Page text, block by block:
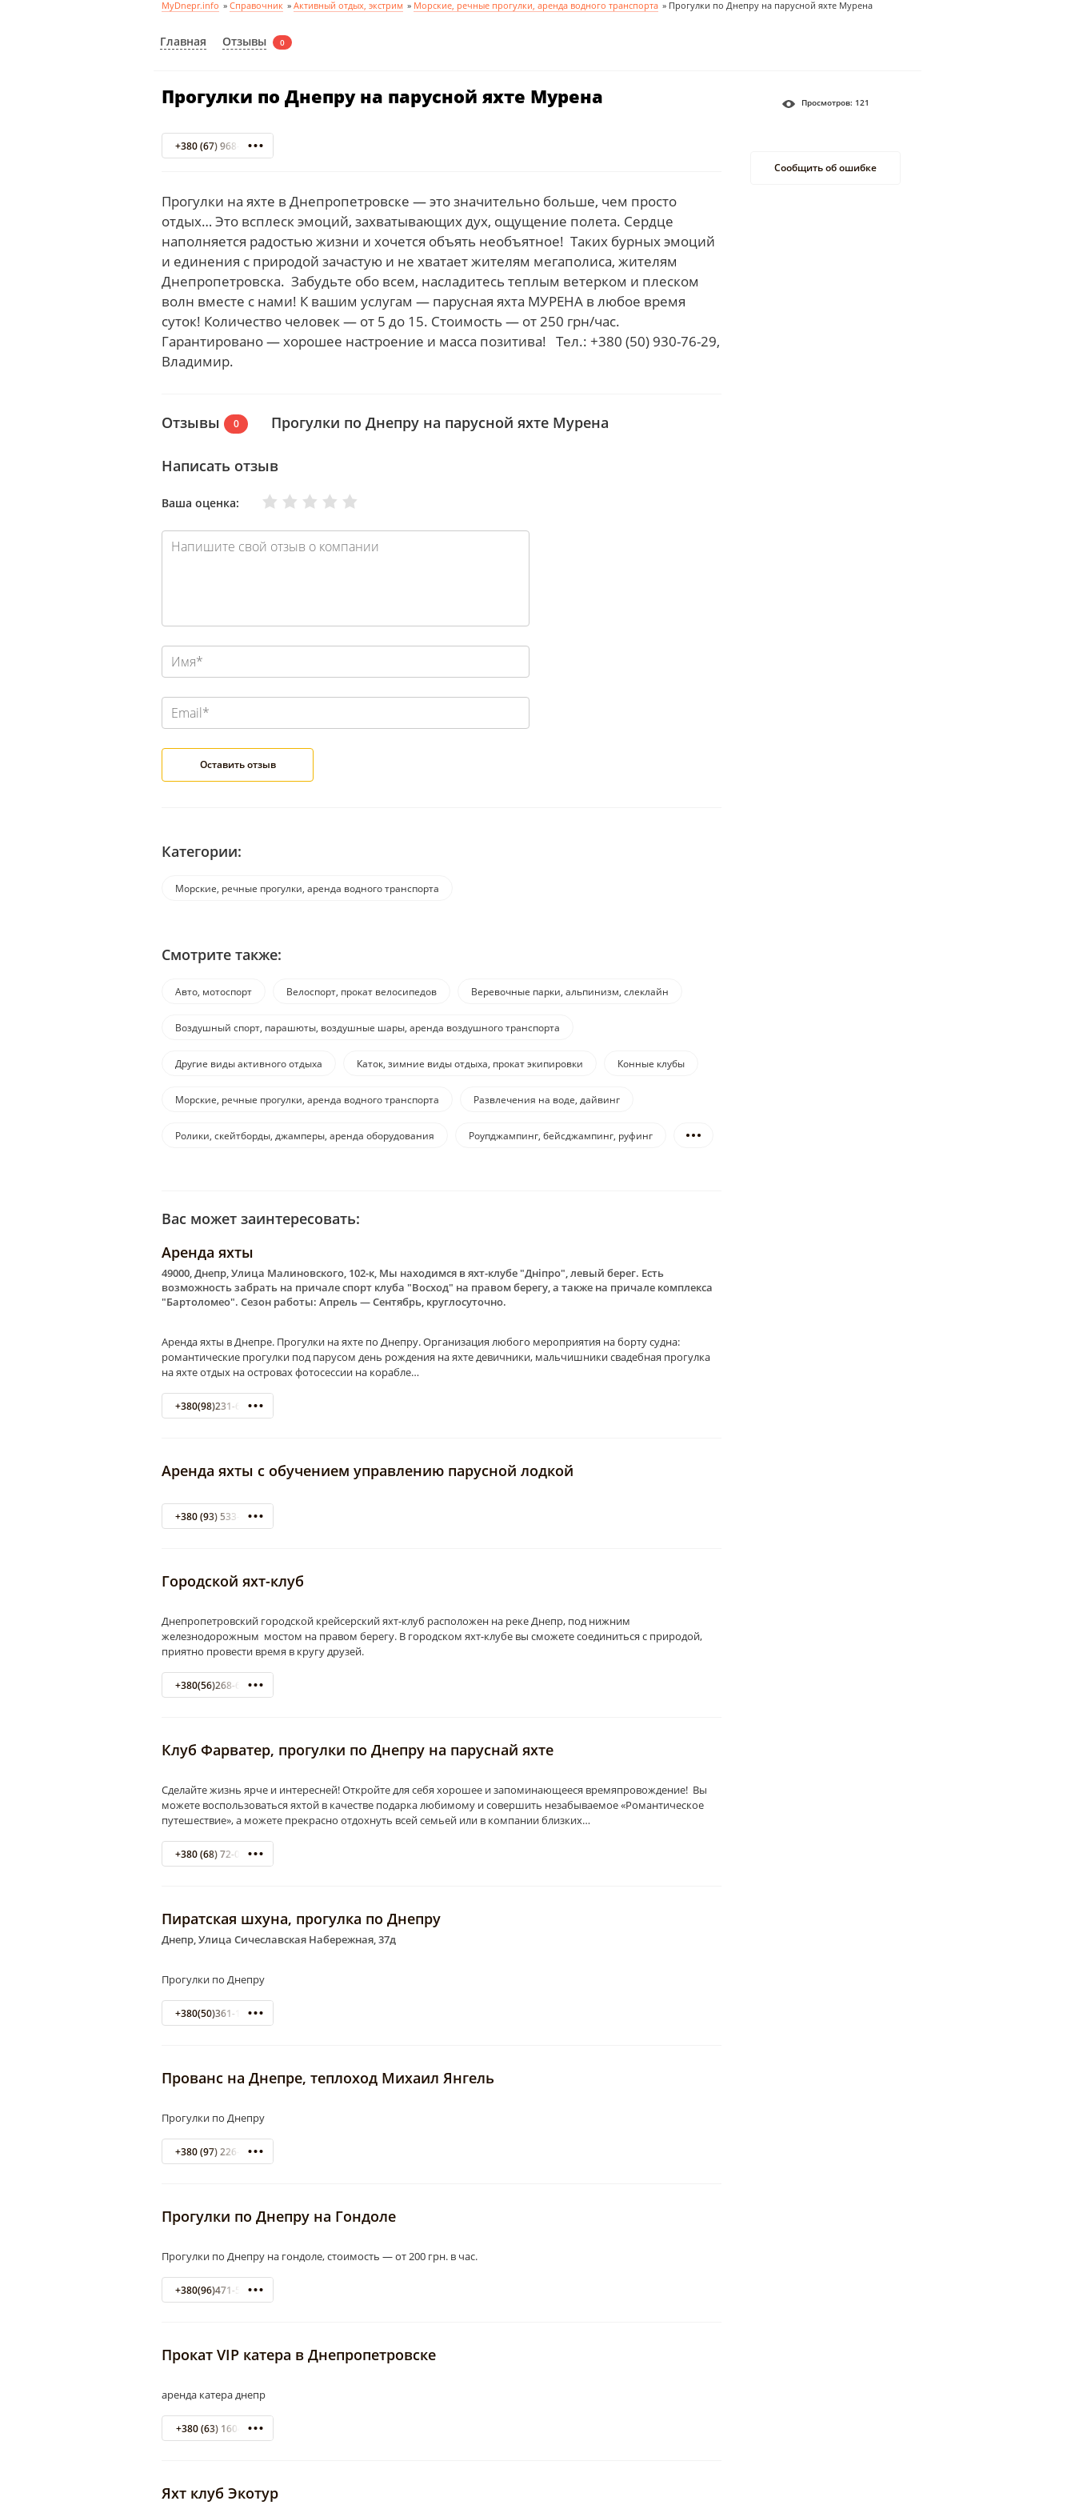
MyDnepr.info » Справочник » Активный отдых, экстрим » Морские, речные прогулки, аренда водного транспорта » Прогулки по Днепру на парусной яхте Мурена
Главная Отзывы 0
Прогулки по Днепру на парусной яхте Мурена
+380 (67) 968-20-78
Прогулки на яхте в Днепропетровске — это значительно больше, чем просто
отдых… Это всплеск эмоций, захватывающих дух, ощущение полета. Сердце
наполняется радостью жизни и хочется объять необъятное! Таких бурных эмоций
и единения с природой зачастую и не хватает жителям мегаполиса, жителям
Днепропетровска. Забудьте обо всем, насладитесь теплым ветерком и плеском
волн вместе с нами! К вашим услугам — парусная яхта МУРЕНА в любое время
суток! Количество человек — от 5 до 15. Стоимость — от 250 грн/час.
Гарантировано — хорошее настроение и масса позитива! Тел.: +380 (50) 930-76-29,
Владимир.
Отзывы 0 Прогулки по Днепру на парусной яхте Мурена
Написать отзыв
Ваша оценка: Отлично
Хорошо
Нормально
Плохо
Очень плохо
Категории:
Морские, речные прогулки, аренда водного транспорта
Смотрите также:
Авто, мотоспорт Велоспорт, прокат велосипедов Веревочные парки, альпинизм, слеклайн
Воздушный спорт, парашюты, воздушные шары, аренда воздушного транспорта
Другие виды активного отдыха Каток, зимние виды отдыха, прокат экипировки Конные клубы
Морские, речные прогулки, аренда водного транспорта Развлечения на воде, дайвинг
Ролики, скейтборды, джамперы, аренда оборудования Роупджампинг, бейсджампинг, руфинг
Вас может заинтересовать:
Аренда яхты
49000, Днепр, Улица Малиновского, 102-к, Мы находимся в яхт-клубе "Дніпро", левый берег. Есть
возможность забрать на причале спорт клуба "Восход" на правом берегу, а также на причале комплекса
"Бартоломео". Сезон работы: Апрель — Сентябрь, круглосуточно.
Аренда яхты в Днепре. Прогулки на яхте по Днепру. Организация любого мероприятия на борту судна:
романтические прогулки под парусом день рождения на яхте девичники, мальчишники свадебная прогулка
на яхте отдых на островах фотосессии на корабле…
+380(98)231-61-48
Аренда яхты с обучением управлению парусной лодкой
+380 (93) 533-53-89
Городской яхт-клуб
Днепропетровский городской крейсерский яхт-клуб расположен на реке Днепр, под нижним
железнодорожным мостом на правом берегу. В городском яхт-клубе вы сможете соединиться с природой,
приятно провести время в кругу друзей.
+380(56)268-60-66
Клуб Фарватер, прогулки по Днепру на паруснай яхте
Сделайте жизнь ярче и интересней! Откройте для себя хорошее и запоминающееся времяпровождение! Вы
можете воспользоваться яхтой в качестве подарка любимому и совершить незабываемое «Романтическое
путешествие», а можете прекрасно отдохнуть всей семьей или в компании близких…
+380 (68) 72-05-768 Катерина
Пиратская шхуна, прогулка по Днепру
Днепр, Улица Сичеславская Набережная, 37д
Прогулки по Днепру
+380(50)361-10-11
Прованс на Днепре, теплоход Михаил Янгель
Прогулки по Днепру
+380 (97) 226-17-81
Прогулки по Днепру на Гондоле
Прогулки по Днепру на гондоле, стоимость — от 200 грн. в час.
+380(96)471-56-70
Прокат VIP катера в Днепропетровске
аренда катера днепр
+380 (63) 1604130
Яхт клуб Экотур
Просмотров: 121
Сообщить об ошибке